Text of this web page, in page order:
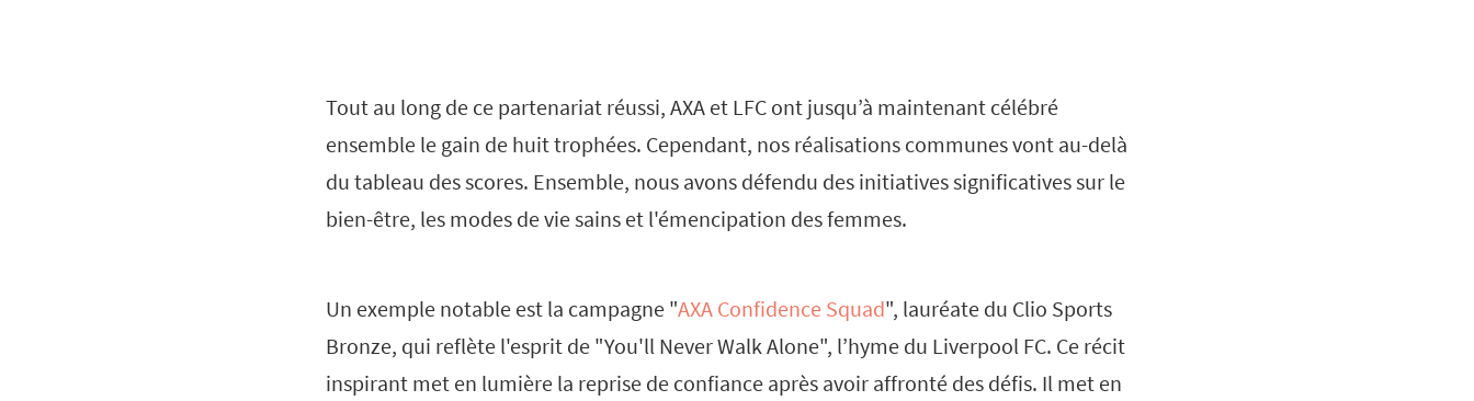
Tout au long de ce partenariat réussi, AXA et LFC ont jusqu’à maintenant célébré
ensemble le gain de huit trophées. Cependant, nos réalisations communes vont au-delà
du tableau des scores. Ensemble, nous avons défendu des initiatives significatives sur le
bien-être, les modes de vie sains et l'émencipation des femmes.
Un exemple notable est la campagne "AXA Confidence Squad", lauréate du Clio Sports
Bronze, qui reflète l'esprit de "You'll Never Walk Alone", l’hyme du Liverpool FC. Ce récit
inspirant met en lumière la reprise de confiance après avoir affronté des défis. Il met en